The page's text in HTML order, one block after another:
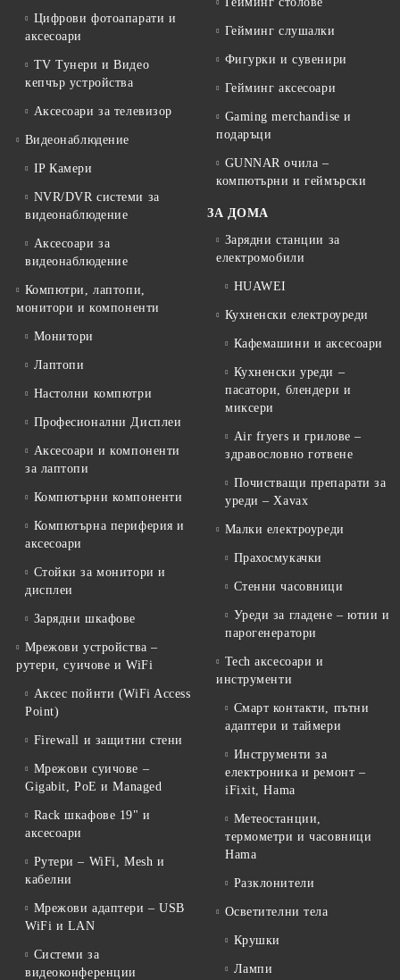
Цифрови фотоапарати и
аксесоари
TV Тунери и Видео
кепчър устройства
Аксесоари за телевизор
Видеонаблюдение
IP Камери
NVR/DVR системи за
видеонаблюдение
Аксесоари за
видеонаблюдение
Компютри, лаптопи,
монитори и компоненти
Монитори
Лаптопи
Настолни компютри
Професионални Дисплеи
Аксесоари и компоненти
за лаптопи
Компютърни компоненти
Компютърна периферия и
аксесоари
Стойки за монитори и
дисплеи
Зарядни шкафове
Мрежови устройства –
рутери, суичове и WiFi
Аксес пойнти (WiFi Access
Point)
Firewall и защитни стени
Мрежови суичове –
Gigabit, PoE и Managed
Rack шкафове 19" и
аксесоари
Рутери – WiFi, Mesh и
кабелни
Мрежови адаптери – USB
WiFi и LAN
Системи за
видеоконференции
Гейминг слушалки
Фигурки и сувенири
Гейминг аксесоари
Gaming merchandise и
подаръци
GUNNAR очила –
компютърни и геймърски
ЗА ДОМА
Зарядни станции за
електромобили
HUAWEI
Кухненски електроуреди
Кафемашини и аксесоари
Кухненски уреди –
пасатори, блендери и
миксери
Air fryers и грилове –
здравословно готвене
Почистващи препарати за
уреди – Xavax
Малки електроуреди
Прахосмукачки
Стенни часовници
Уреди за гладене – ютии и
парогенератори
Tech аксесоари и
инструменти
Смарт контакти, пътни
адаптери и таймери
Инструменти за
електроника и ремонт –
iFixit, Hama
Метеостанции,
термометри и часовници
Hama
Разклонители
Осветителни тела
Крушки
Лампи